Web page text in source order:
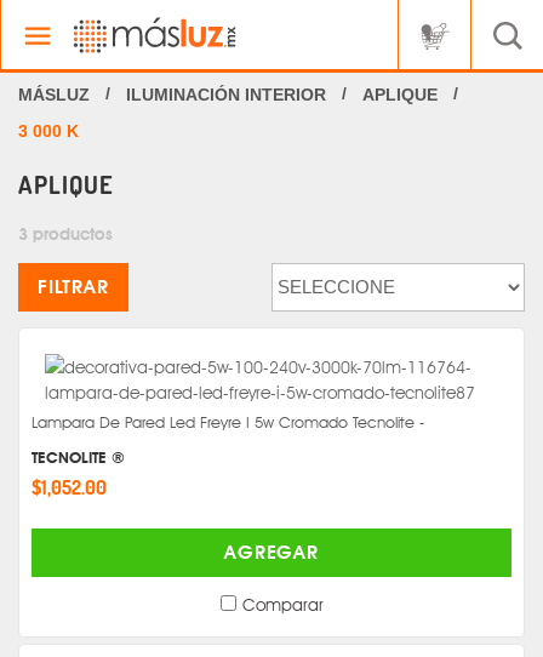
ILUMINACIÓN INTERIOR
APLIQUE
3 000 K
APLIQUE
3 productos
FILTRAR
Lampara De Pared Led Freyre I 5w Cromado Tecnolite -
TECNOLITE ®
$1,052.00
AGREGAR
Comparar